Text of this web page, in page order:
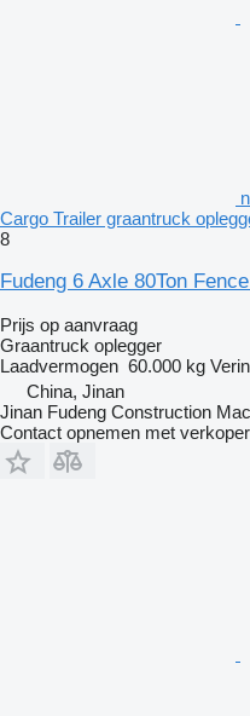
Cargo Trailer graantruck
8
Fudeng 6 Axle 80Ton
Prijs op aanvraag
Graantruck oplegger
Laadvermogen 60.000 kg
China, Jinan
Jinan Fudeng Construction
Contact opnemen met verkoper